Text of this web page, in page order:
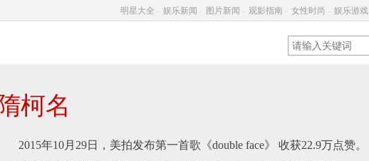
明星大全 娱乐新闻 图片新闻 观影指南 女性时尚 娱乐游戏
柯名
2015年10月29日，美拍发布第一首歌《double face》 收获22.9万点赞。